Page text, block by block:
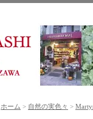
ホーム > 自然の実色々 >